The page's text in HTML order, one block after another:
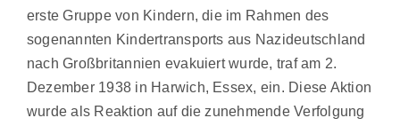
erste Gruppe von Kindern, die im Rahmen des
sogenannten Kindertransports aus Nazideutschland
nach Großbritannien evakuiert wurde, traf am 2.
Dezember 1938 in Harwich, Essex, ein. Diese Aktion
wurde als Reaktion auf die zunehmende Verfolgung